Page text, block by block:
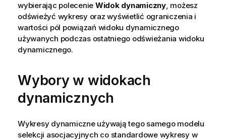
wybierając polecenie Widok dynamiczny, możesz
odświeżyć wykresy oraz wyświetlić ograniczenia i
wartości pól powiązań widoku dynamicznego
używanych podczas ostatniego odświeżania widoku
dynamicznego.
Wybory w widokach
dynamicznych
Wykresy dynamiczne używają tego samego modelu
selekcji asocjacyjnych co standardowe wykresy w